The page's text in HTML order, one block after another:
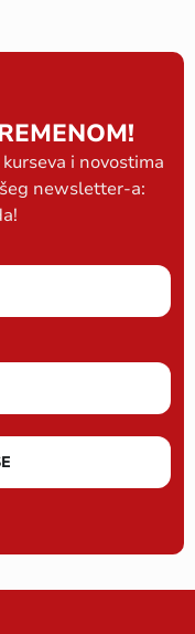
i novostima
newsletter-a: